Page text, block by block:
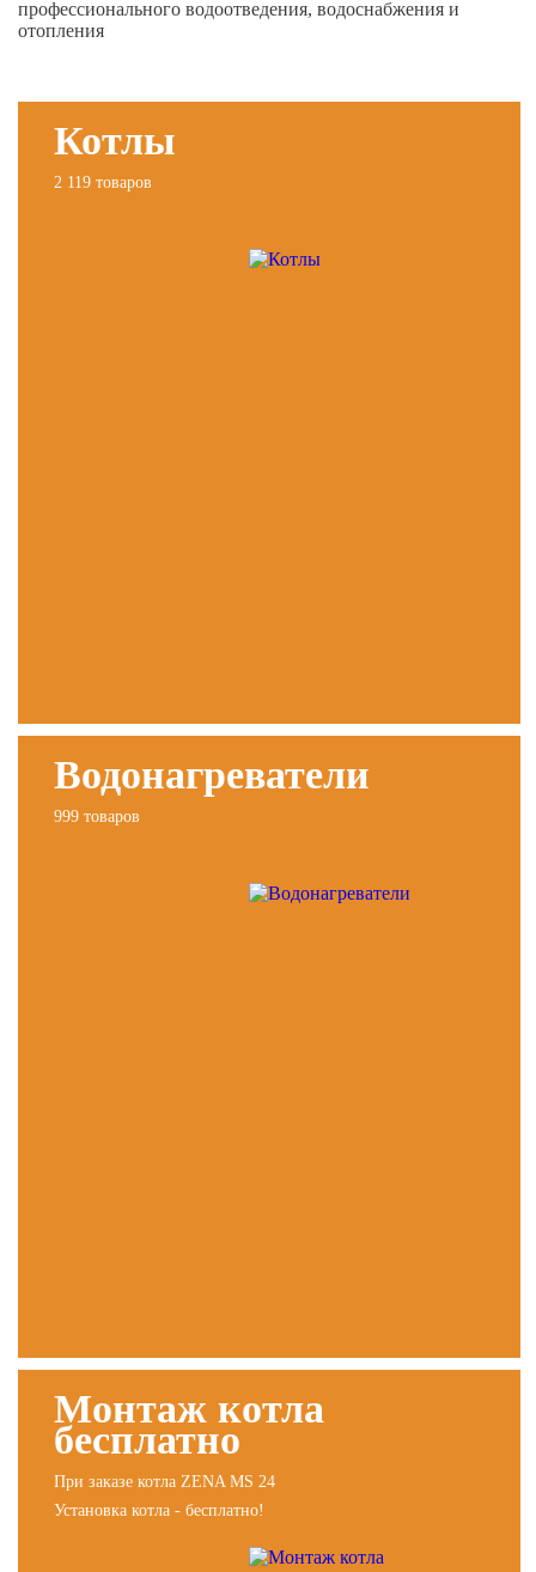
профессионального водоотведения, водоснабжения и
отопления
Котлы
2 119 товаров
Водонагреватели
999 товаров
Монтаж котла
бесплатно
При заказе котла ZENA MS 24
Установка котла - бесплатно!